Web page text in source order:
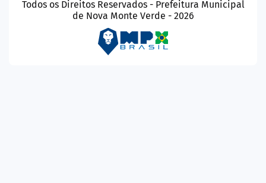
Todos os Direitos Reservados - Prefeitura Municipal
de Nova Monte Verde - 2026